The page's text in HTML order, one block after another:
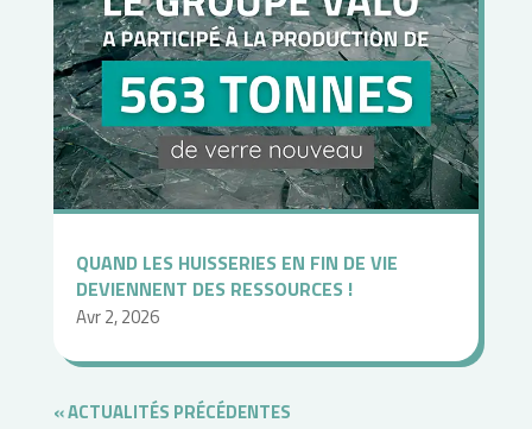
QUAND LES HUISSERIES EN FIN DE VIE
DEVIENNENT DES RESSOURCES !
Avr 2, 2026